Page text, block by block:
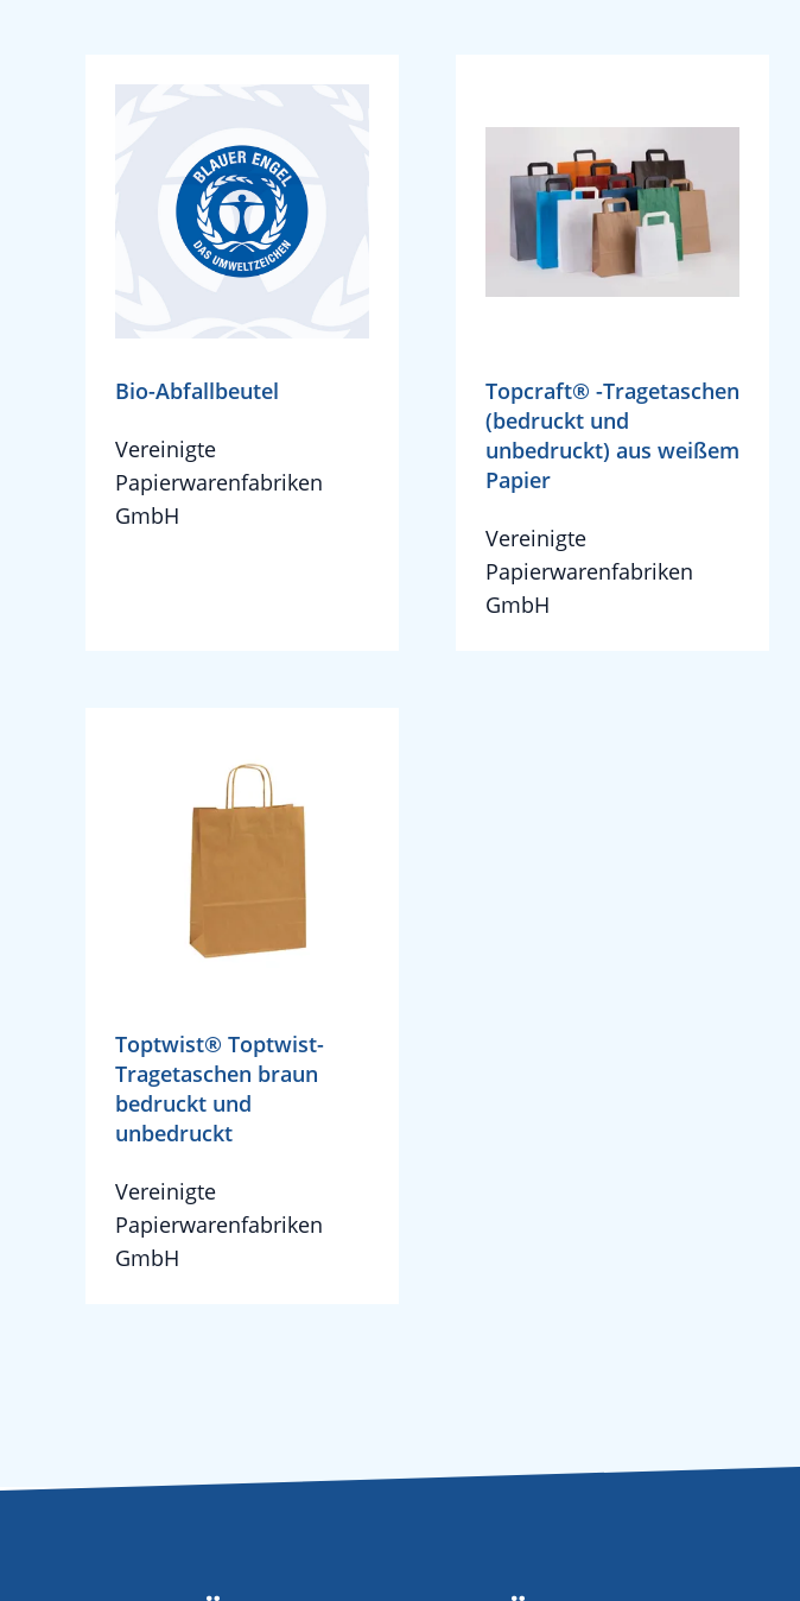
Bio-Abfallbeutel
Vereinigte
Papierwarenfabriken
GmbH
Topcraft® -Tragetaschen
(bedruckt und
unbedruckt) aus weißem
Papier
Vereinigte
Papierwarenfabriken
GmbH
Toptwist® Toptwist-
Tragetaschen braun
bedruckt und
unbedruckt
Vereinigte
Papierwarenfabriken
GmbH